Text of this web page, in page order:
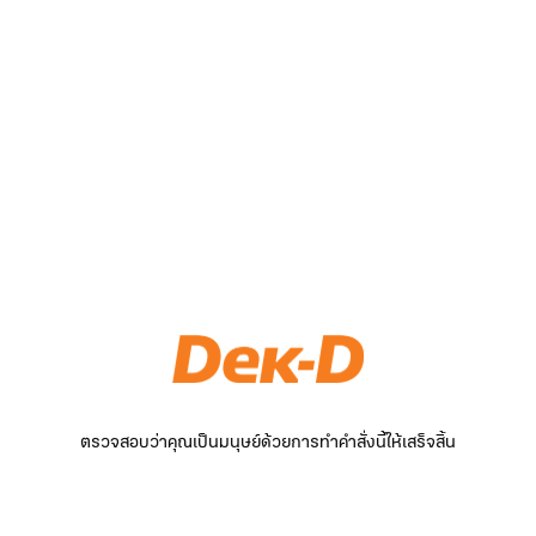
ตรวจสอบว่าคุณเป็นมนุษย์ด้วยการทำคำสั่งนี้ให้เสร็จสิ้น